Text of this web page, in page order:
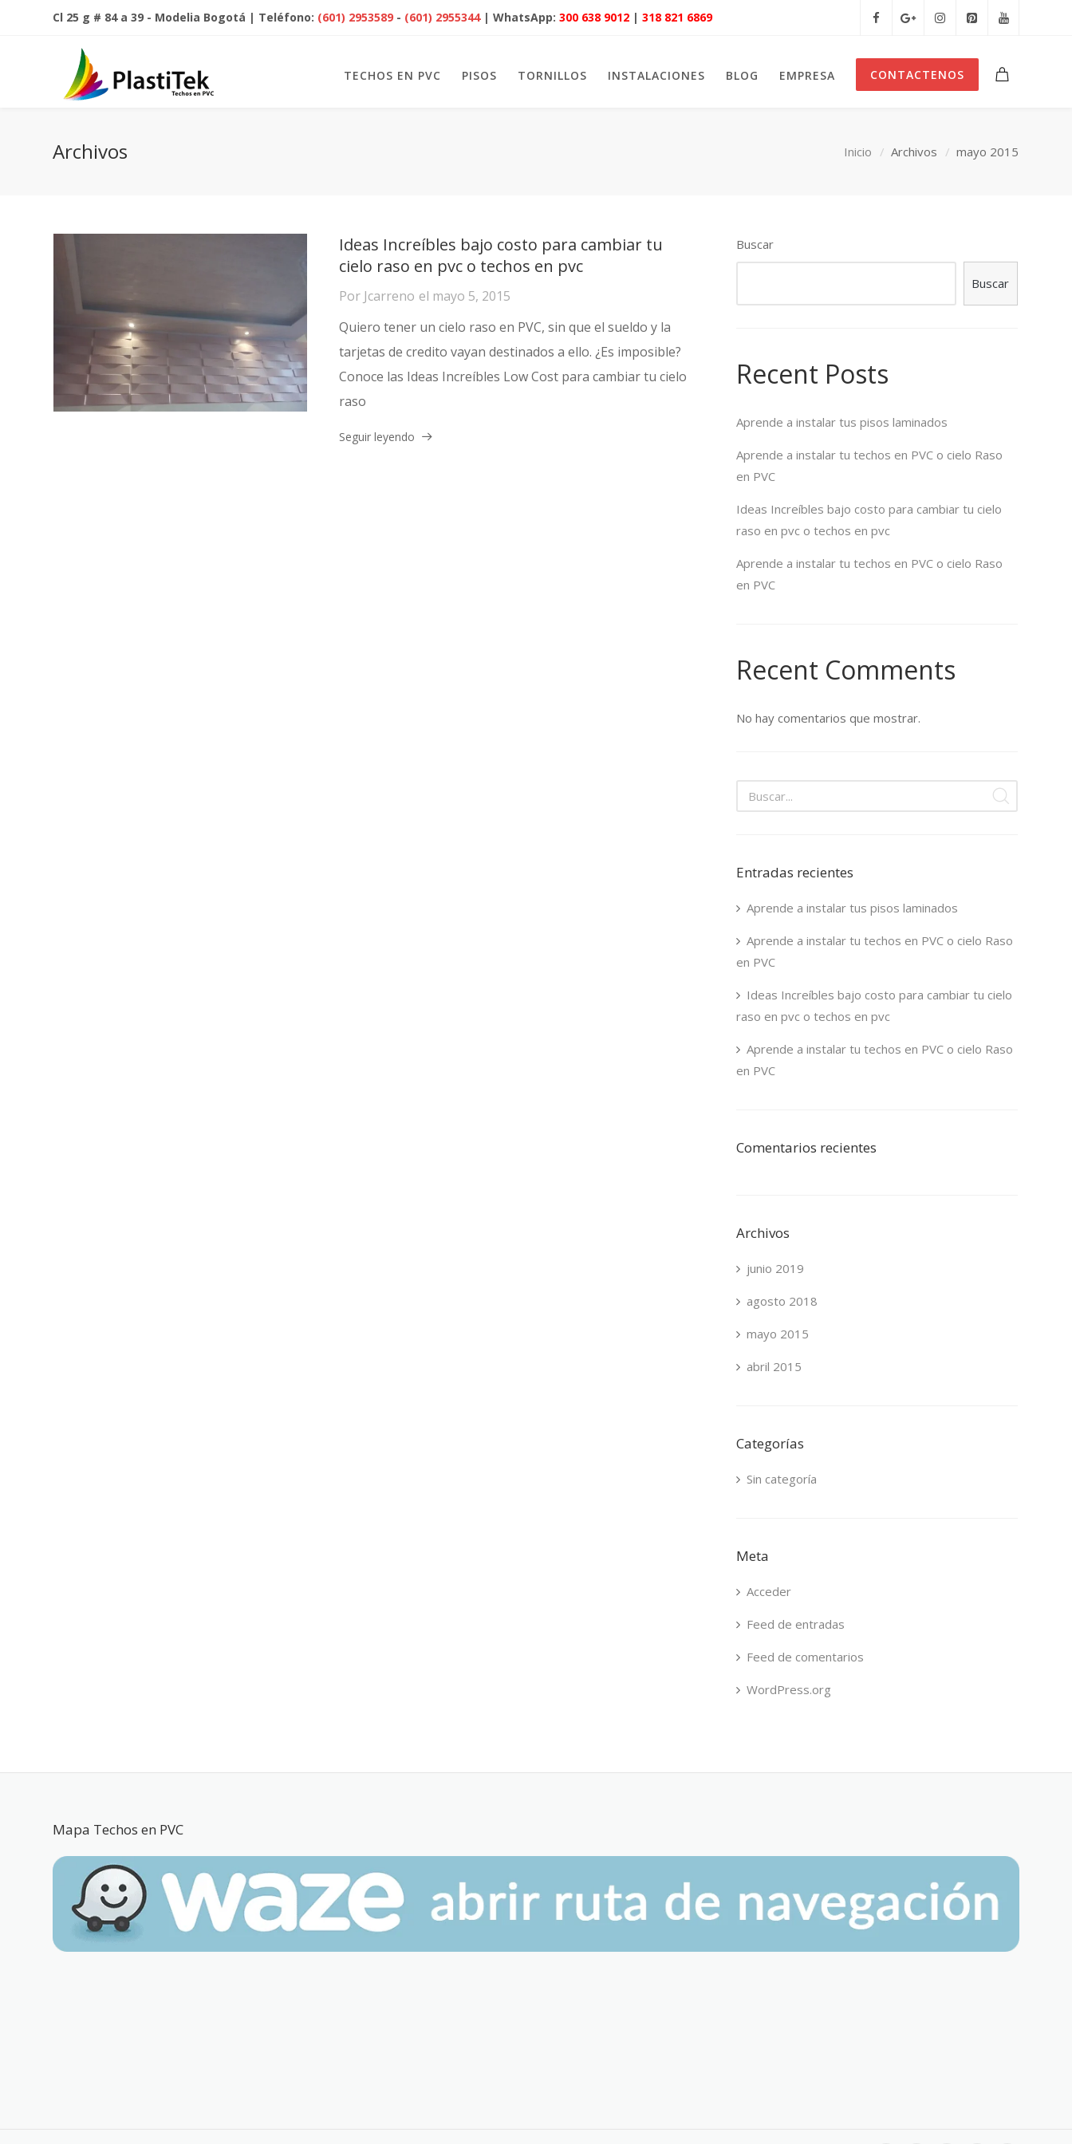
Cl 25 g # 84 a 39 - Modelia Bogotá | Teléfono: (601) 2953589 - (601) 2955344 | WhatsApp:300 638 9012 |318 821 6869
TECHOS EN PVC PISOS TORNILLOS INSTALACIONES BLOG EMPRESA CONTACTENOS
Archivos Inicio Archivos mayo 2015
Ideas Increíbles bajo costo para cambiar tu
cielo raso en pvc o techos en pvc
Por Jcarreno el mayo 5, 2015
Quiero tener un cielo raso en PVC, sin que el sueldo y la
tarjetas de credito vayan destinados a ello. ¿Es imposible?
Conoce las Ideas Increíbles Low Cost para cambiar tu cielo
raso
Seguir leyendo
Buscar
Buscar
Recent Posts
Aprende a instalar tus pisos laminados
Aprende a instalar tu techos en PVC o cielo Raso
en PVC
Ideas Increíbles bajo costo para cambiar tu cielo
raso en pvc o techos en pvc
Aprende a instalar tu techos en PVC o cielo Raso
en PVC
Recent Comments
No hay comentarios que mostrar.
Entradas recientes
Aprende a instalar tus pisos laminados
Aprende a instalar tu techos en PVC o cielo Raso
en PVC
Ideas Increíbles bajo costo para cambiar tu cielo
raso en pvc o techos en pvc
Aprende a instalar tu techos en PVC o cielo Raso
en PVC
Comentarios recientes
Archivos
junio 2019
agosto 2018
mayo 2015
abril 2015
Categorías
Sin categoría
Meta
Acceder
Feed de entradas
Feed de comentarios
WordPress.org
Mapa Techos en PVC